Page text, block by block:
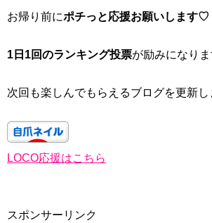
お帰り前にポチっと応援お願いします♡
1日1回のランキング投票が励みになりま
次回も楽しんでもらえるブログを更新し
LOCO応援はこちら
スポンサーリンク